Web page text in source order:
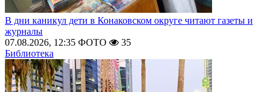
В дни каникул дети в Конаковском округе читают газеты и
журналы
07.08.2026, 12:35 ФОТО
35
Библиотека